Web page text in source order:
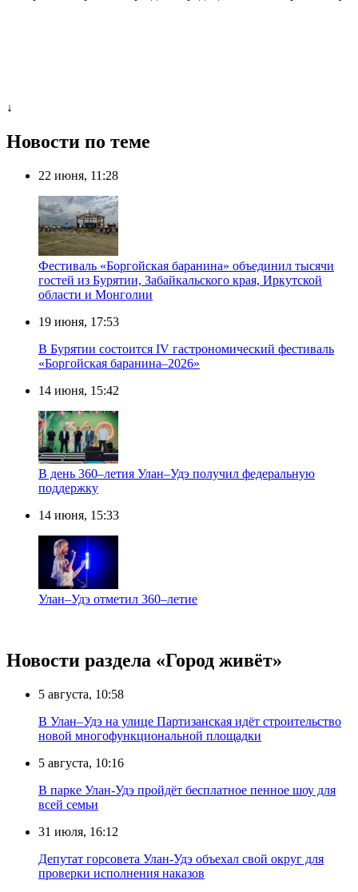
↓
Новости по теме
22 июня, 11:28
Фестиваль «Боргойская баранина» объединил тысячи
гостей из Бурятии, Забайкальского края, Иркутской
области и Монголии
19 июня, 17:53
В Бурятии состоится IV гастрономический фестиваль
«Боргойская баранина–2026»
14 июня, 15:42
В день 360–летия Улан–Удэ получил федеральную
поддержку
14 июня, 15:33
Улан–Удэ отметил 360–летие
Новости раздела «Город живёт»
5 августа, 10:58
В Улан–Удэ на улице Партизанская идёт строительство
новой многофункциональной площадки
5 августа, 10:16
В парке Улан-Удэ пройдёт бесплатное пенное шоу для
всей семьи
31 июля, 16:12
Депутат горсовета Улан-Удэ объехал свой округ для
проверки исполнения наказов